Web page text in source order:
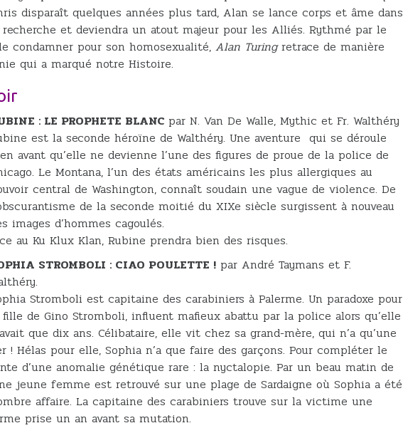
disparaît quelques années plus tard, Alan se lance corps et âme dans
et deviendra un atout majeur pour les Alliés. Rythmé par le
condamner pour son homosexualité, Alan Turingretrace de manière
qui a marqué notre Histoire.
: LE PROPHETE BLANC par N. Van De Walle, Mythic et Fr. Walthéry
est la seconde héroïne de Walthéry. Une aventure qui se déroule
avant qu’elle ne devienne l’une des figures de proue de la police de
Le Montana, l’un des états américains les plus allergiques au
central de Washington, connaît soudain une vague de violence. De
de la seconde moitié du XIXe siècle surgissent à nouveau
images d’hommes cagoulés.
au Ku Klux Klan, Rubine prendra bien des risques.
STROMBOLI : CIAO POULETTE ! par André Taymans et F.
Stromboli est capitaine des carabiniers à Palerme. Un paradoxe pour
de Gino Stromboli, influent mafieux abattu par la police alors qu’elle
que dix ans. Célibataire, elle vit chez sa grand-mère, qui n’a qu’une
Hélas pour elle, Sophia n’a que faire des garçons. Pour compléter le
d’une anomalie génétique rare : la nyctalopie. Par un beau matin de
jeune femme est retrouvé sur une plage de Sardaigne où Sophia a été
affaire. La capitaine des carabiniers trouve sur la victime une
prise un an avant sa mutation.